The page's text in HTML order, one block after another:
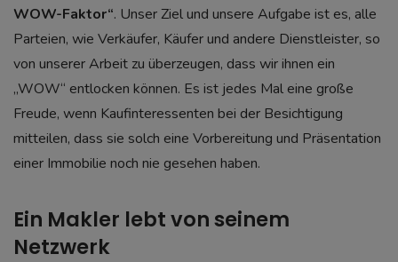
WOW-Faktor“. Unser Ziel und unsere Aufgabe ist es, alle
Parteien, wie Verkäufer, Käufer und andere Dienstleister, so
von unserer Arbeit zu überzeugen, dass wir ihnen ein
„WOW“ entlocken können. Es ist jedes Mal eine große
Freude, wenn Kaufinteressenten bei der Besichtigung
mitteilen, dass sie solch eine Vorbereitung und Präsentation
einer Immobilie noch nie gesehen haben.
Ein Makler lebt von seinem
Netzwerk